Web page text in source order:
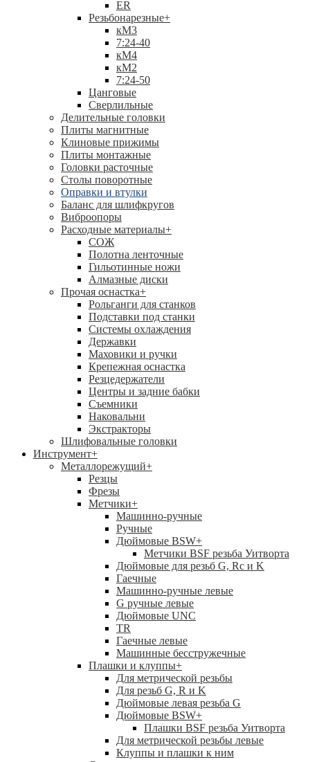
ER
Резьбонарезные+
кМ3
7:24-40
кМ4
кМ2
7:24-50
Цанговые
Сверлильные
Делительные головки
Плиты магнитные
Клиновые прижимы
Плиты монтажные
Головки расточные
Столы поворотные
Оправки и втулки
Баланс для шлифкругов
Виброопоры
Расходные материалы+
СОЖ
Полотна ленточные
Гильотинные ножи
Алмазные диски
Прочая оснастка+
Рольганги для станков
Подставки под станки
Системы охлаждения
Державки
Маховики и ручки
Крепежная оснастка
Резцедержатели
Центры и задние бабки
Съемники
Наковальни
Экстракторы
Шлифовальные головки
Инструмент+
Металлорежущий+
Резцы
Фрезы
Метчики+
Машинно-ручные
Ручные
Дюймовые BSW+
Метчики BSF резьба Уитворта
Дюймовые для резьб G, Rc и K
Гаечные
Машинно-ручные левые
G ручные левые
Дюймовые UNC
TR
Гаечные левые
Машинные бесстружечные
Плашки и клуппы+
Для метрической резьбы
Для резьб G, R и K
Дюймовые левая резьба G
Дюймовые BSW+
Плашки BSF резьба Уитворта
Для метрической резьбы левые
Клуппы и плашки к ним